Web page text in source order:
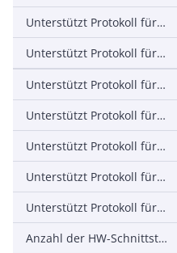
Unterstützt Protokoll für EtherNet/IP
Unterstützt Protokoll für AS-Interface Safety at Work
Unterstützt Protokoll für DeviceNet Safety
Unterstützt Protokoll für INTERBUS-Safety
Unterstützt Protokoll für PROFIsafe
Unterstützt Protokoll für SafetyBUS p
Unterstützt Protokoll für sonstige Bussysteme
Anzahl der HW-Schnittstellen Industrial Ethernet